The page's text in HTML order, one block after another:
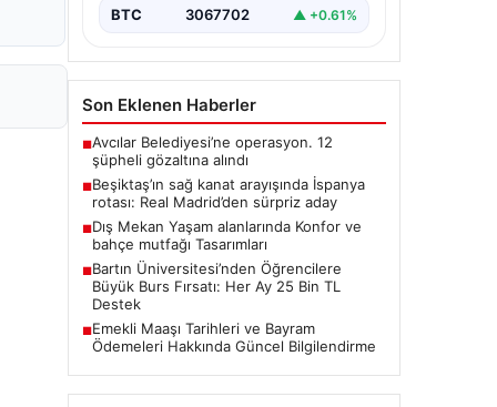
BTC 3067702 ▲ +0.61%
Son Eklenen Haberler
■Avcılar Belediyesi’ne operasyon. 12
şüpheli gözaltına alındı
■Beşiktaş’ın sağ kanat arayışında İspanya
rotası: Real Madrid’den sürpriz aday
■Dış Mekan Yaşam alanlarında Konfor ve
bahçe mutfağı Tasarımları
■Bartın Üniversitesi’nden Öğrencilere
Büyük Burs Fırsatı: Her Ay 25 Bin TL
Destek
■Emekli Maaşı Tarihleri ve Bayram
Ödemeleri Hakkında Güncel Bilgilendirme